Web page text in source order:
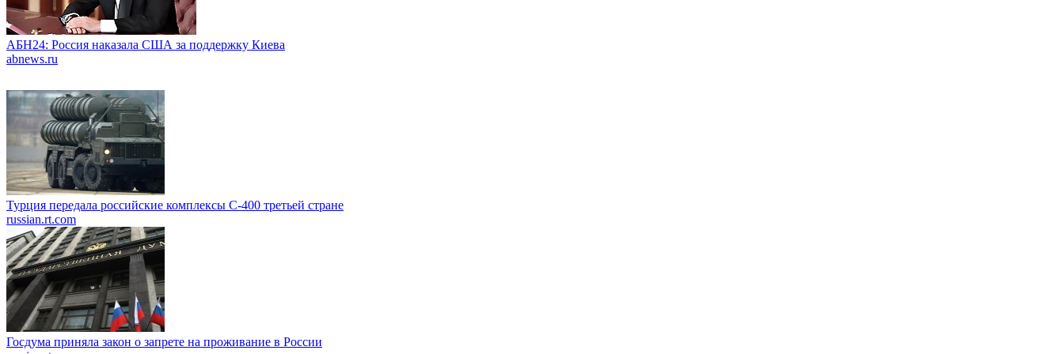
АБН24: Россия наказала США за поддержку Киева
abnews.ru
Турция передала российские комплексы С-400 третьей стране
russian.rt.com
Госдума приняла закон о запрете на проживание в России